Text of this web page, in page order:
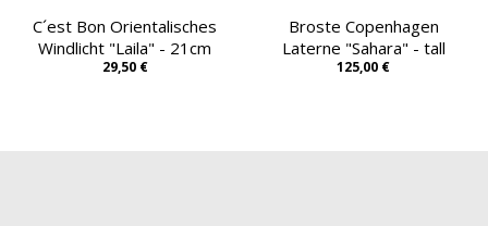
C´est Bon Orientalisches
Windlicht "Laila" - 21cm
29,50 €
Broste Copenhagen
Laterne "Sahara" - tall
125,00 €